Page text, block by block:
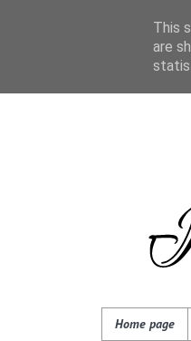
Home page
This
are